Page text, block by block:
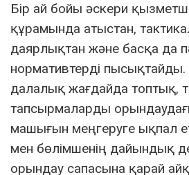
Бір ай бойы әскери
құрамында атыстан,
даярлықтан және басқа да
нормативтерді
далалық жағдайда топтық,
тапсырмаларды
машығын меңгеруге ықпал
мен бөлімшенің дайындық
орындау сапасына қарай